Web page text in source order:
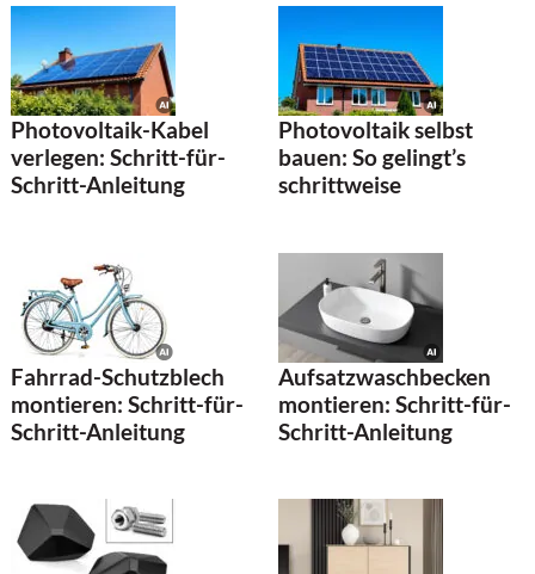
Photovoltaik-Kabel
verlegen: Schritt-für-
Schritt-Anleitung
Photovoltaik selbst
bauen: So gelingt’s
schrittweise
Fahrrad-Schutzblech
montieren: Schritt-für-
Schritt-Anleitung
Aufsatzwaschbecken
montieren: Schritt-für-
Schritt-Anleitung